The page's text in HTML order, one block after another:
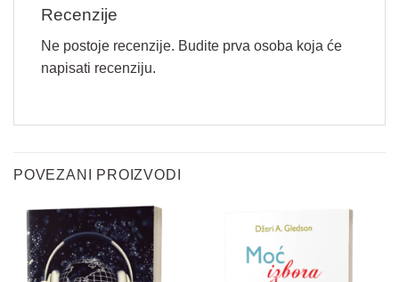
Recenzije
Ne postoje recenzije. Budite prva osoba koja će
napisati recenziju.
E
m
l
V
a
Email*
POVEZANI PROIZVODI